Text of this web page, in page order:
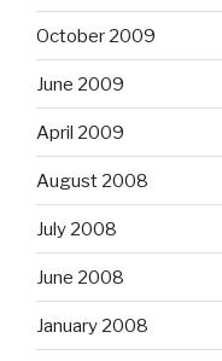
October 2009
June 2009
April 2009
August 2008
July 2008
June 2008
January 2008